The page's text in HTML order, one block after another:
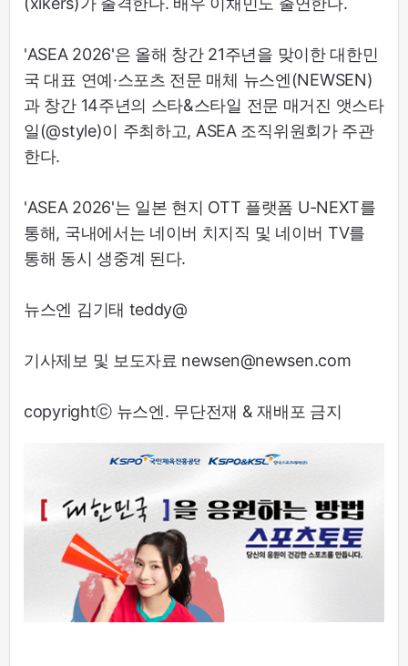
'ASEA 2026'은 올해 창간 21주년을 맞이한 대한민
국 대표 연예·스포츠 전문 매체 뉴스엔(NEWSEN)
과 창간 14주년의 스타&스타일 전문 매거진 앳스타
일(@style)이 주최하고, ASEA 조직위원회가 주관
한다.
'ASEA 2026'는 일본 현지 OTT 플랫폼 U-NEXT를
통해, 국내에서는 네이버 치지직 및 네이버 TV를
통해 동시 생중계 된다.
뉴스엔 김기태 teddy@
기사제보 및 보도자료 newsen@newsen.com
copyrightⓒ 뉴스엔. 무단전재 & 재배포 금지